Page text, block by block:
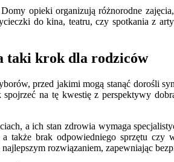
opieki organizują różnorodne
do kina, teatru, czy spotkania z
taki krok dla rodziców
przed jakimi mogą stanąć dorośli
na tę kwestię z perspektywy
a ich stan zdrowia wymaga
także brak odpowiedniego sprzętu
rozwiązaniem, zapewniając